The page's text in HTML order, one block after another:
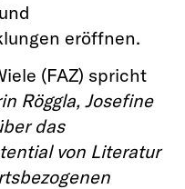
eröffnen.
(FAZ) spricht
Röggla, Josefine
das
von Literatur